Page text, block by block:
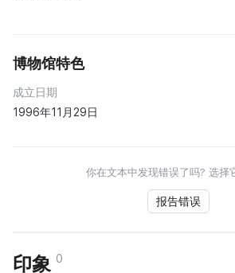
博物馆特色
成立日期
1996年11月29日
你在文本中发现错误了吗? 选择
报告错误
印象 0